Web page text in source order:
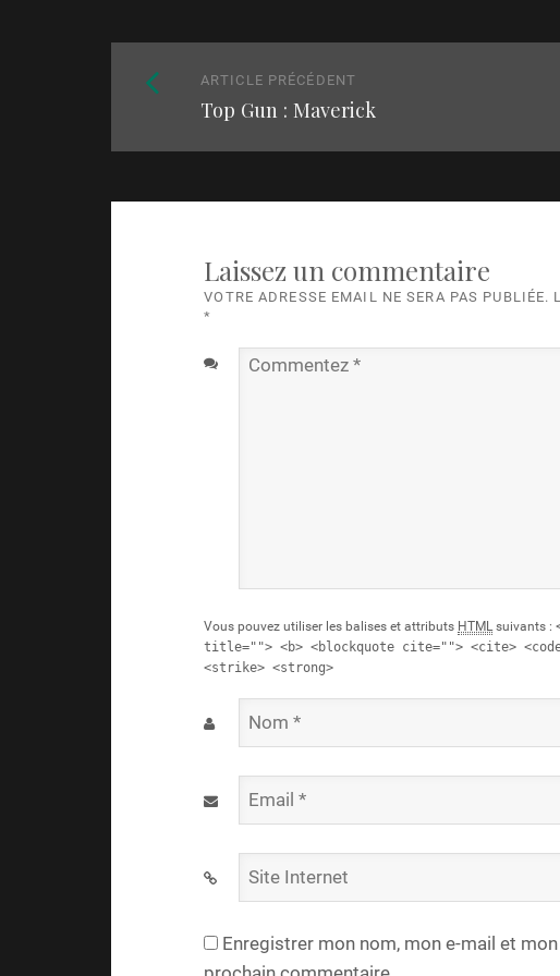
Naviguez
parmi
articles
ARTICLE PRÉCÉDENT
précédent
Top Gun : Maverick
Laissez un commentaire
VOTRE ADRESSE EMAIL NE SERA PAS
*
Commentez
Vous pouvez utiliser les balises et attributs HTMLsuivants :
title=""> <b> <blockquote cite=""> <cite>
<strike> <strong>
Nom
Email
Site
Internet
Enregistrer mon nom, mon e-mail et